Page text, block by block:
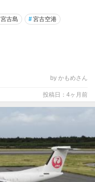
宮古島 #宮古空港
by かもめさん
投稿日：4ヶ月前